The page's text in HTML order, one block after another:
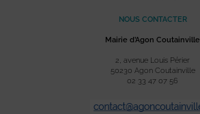
NOUS CONTACTER
Mairie d’Agon Coutainville
2, avenue Louis Périer
50230 Agon Coutainville
02 33 47 07 56